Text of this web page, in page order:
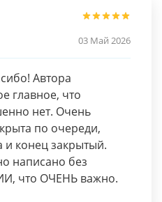
03 Май 2026
Автора
главное, что
нет. Очень
по очереди,
и конец закрытый.
написано без
что ОЧЕНЬ важно.